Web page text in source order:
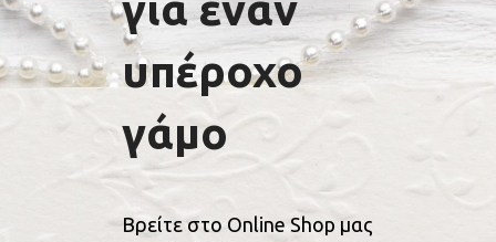
υπέροχο
γάμο
Βρείτε στο Online Shop μας